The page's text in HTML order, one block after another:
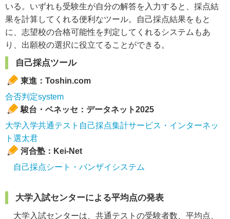
いる。いずれも受験生が自分の解答を入力すると、採点結
果を計算してくれる便利なツール。自己採点結果をもと
に、志望校の合格可能性を判定してくれるシステムもあ
り、出願校の選択に役立てることができる。
自己採点ツール
東進： Toshin.com
合否判定system
駿台・ベネッセ： データネット2025
大学入学共通テスト自己採点集計サービス・インターネッ
ト選太君
河合塾：Kei-Net
自己採点シート・バンザイシステム
大学入試センターによる平均点の発表
大学入試センターは、共通テストの受験者数、平均点、